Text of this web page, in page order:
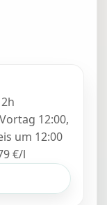
12:00,
um 12:00
€/l